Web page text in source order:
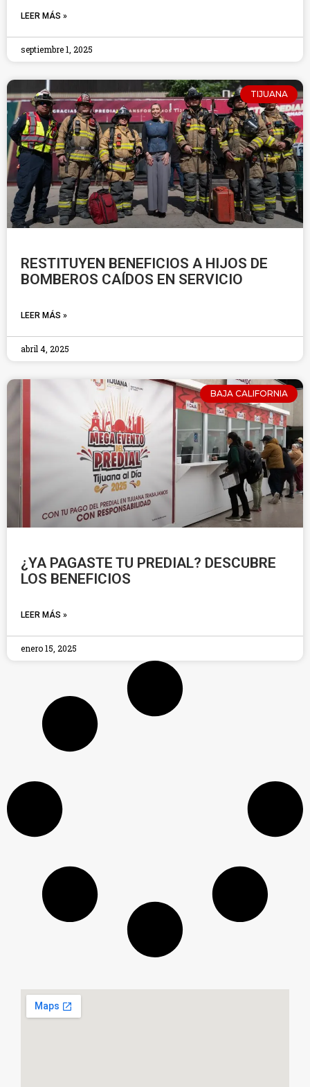
LEER MÁS »
septiembre 1, 2025
TIJUANA
RESTITUYEN BENEFICIOS A HIJOS DE
BOMBEROS CAÍDOS EN SERVICIO
LEER MÁS »
abril 4, 2025
BAJA CALIFORNIA
¿YA PAGASTE TU PREDIAL? DESCUBRE
LOS BENEFICIOS
LEER MÁS »
enero 15, 2025